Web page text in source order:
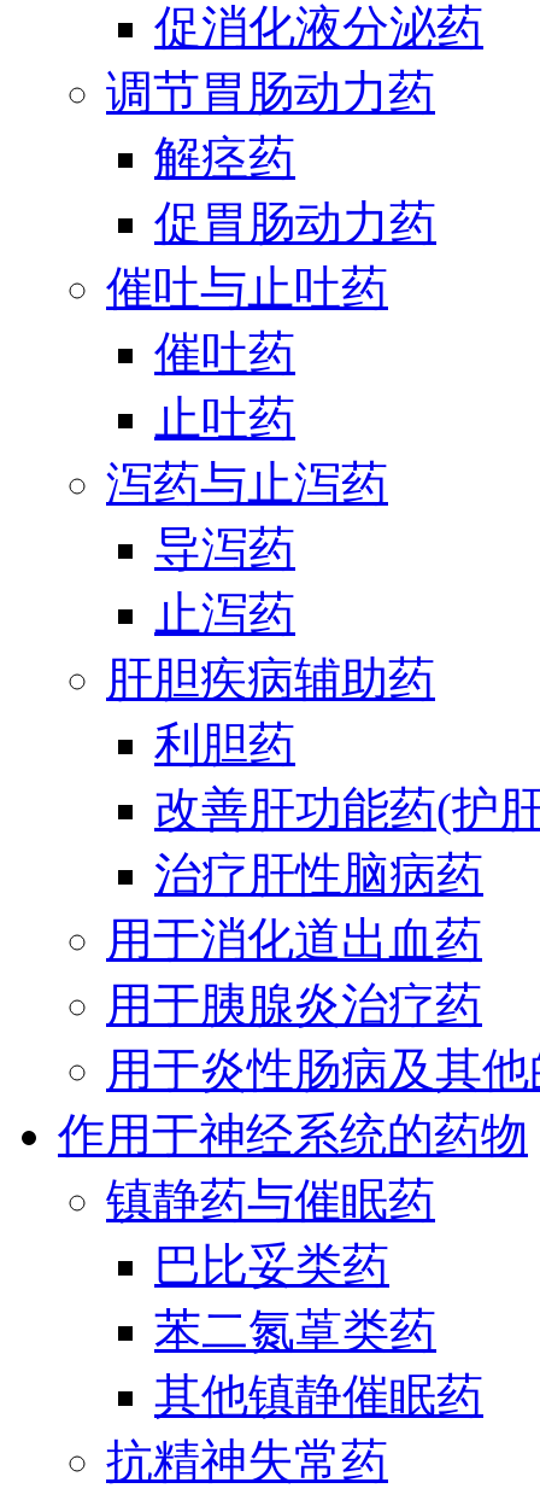
促消化液分泌药
调节胃肠动力药
解痉药
促胃肠动力药
催吐与止吐药
催吐药
止吐药
泻药与止泻药
导泻药
止泻药
肝胆疾病辅助药
利胆药
改善肝功能药(护
治疗肝性脑病药
用于消化道出血药
用于胰腺炎治疗药
用于炎性肠病及其
作用于神经系统的药物
镇静药与催眠药
巴比妥类药
苯二氮䓬类药
其他镇静催眠药
抗精神失常药